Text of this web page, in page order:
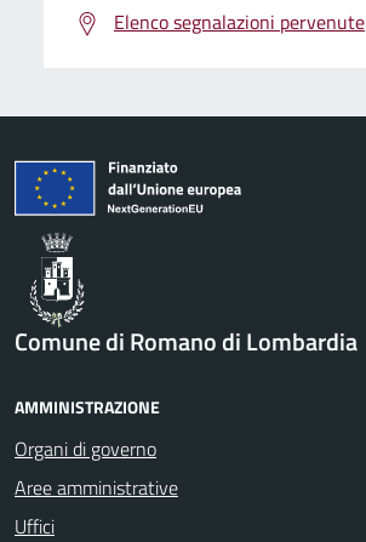
Elenco segnalazioni pervenute
Comune di Romano di Lombardia
AMMINISTRAZIONE
Organi di governo
Aree amministrative
Uffici